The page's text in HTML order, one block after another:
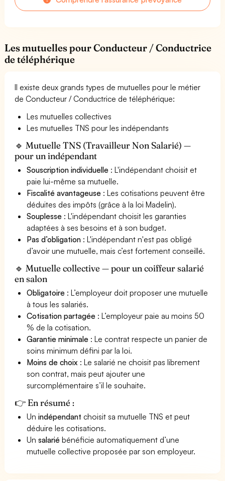
Les mutuelles pour Conducteur / Conductrice
de téléphérique
Il existe deux grands types de mutuelles pour le métier
de Conducteur / Conductrice de téléphérique:
Les mutuelles collectives
Les mutuelles TNS pour les indépendants
🔹 Mutuelle TNS (Travailleur Non Salarié) —
pour un indépendant
Souscription individuelle : L'indépendant choisit et
paie lui-même sa mutuelle.
Fiscalité avantageuse : Les cotisations peuvent être
déduites des impôts (grâce à la loi Madelin).
Souplesse : L'indépendant choisit les garanties
adaptées à ses besoins et à son budget.
Pas d’obligation : L'indépendant n'est pas obligé
d’avoir une mutuelle, mais c’est fortement conseillé.
🔹 Mutuelle collective — pour un coiffeur salarié
en salon
Obligatoire : L’employeur doit proposer une mutuelle
à tous les salariés.
Cotisation partagée : L’employeur paie au moins 50
% de la cotisation.
Garantie minimale : Le contrat respecte un panier de
soins minimum défini par la loi.
Moins de choix : Le salarié ne choisit pas librement
son contrat, mais peut ajouter une
surcomplémentaire s’il le souhaite.
👉 En résumé :
Unindépendant choisit sa mutuelle TNS et peut
déduire les cotisations.
Unsalarié bénéficie automatiquement d’une
mutuelle collective proposée par son employeur.